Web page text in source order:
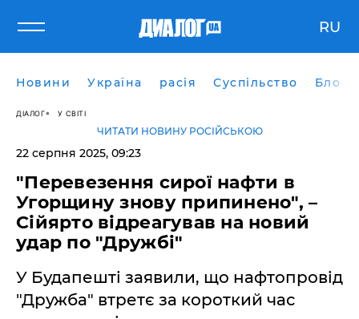
RU
Новини Україна расія Суспільство Блоги
ДІАЛОГ У СВІТІ
ЧИТАТИ НОВИНУ РОСІЙСЬКОЮ
22 серпня 2025, 09:23
"Перевезення сирої нафти в
Угорщину знову припинено", –
Сійярто відреагував на новий
удар по "Дружбі"
У Будапешті заявили, що нафтопровід
"Дружба" втретє за короткий час